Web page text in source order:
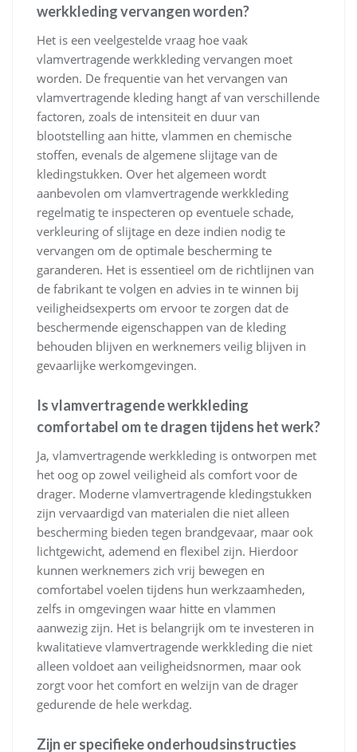
werkkleding vervangen worden?
Het is een veelgestelde vraag hoe vaak
vlamvertragende werkkleding vervangen moet
worden. De frequentie van het vervangen van
vlamvertragende kleding hangt af van verschillende
factoren, zoals de intensiteit en duur van
blootstelling aan hitte, vlammen en chemische
stoffen, evenals de algemene slijtage van de
kledingstukken. Over het algemeen wordt
aanbevolen om vlamvertragende werkkleding
regelmatig te inspecteren op eventuele schade,
verkleuring of slijtage en deze indien nodig te
vervangen om de optimale bescherming te
garanderen. Het is essentieel om de richtlijnen van
de fabrikant te volgen en advies in te winnen bij
veiligheidsexperts om ervoor te zorgen dat de
beschermende eigenschappen van de kleding
behouden blijven en werknemers veilig blijven in
gevaarlijke werkomgevingen.
Is vlamvertragende werkkleding
comfortabel om te dragen tijdens het werk?
Ja, vlamvertragende werkkleding is ontworpen met
het oog op zowel veiligheid als comfort voor de
drager. Moderne vlamvertragende kledingstukken
zijn vervaardigd van materialen die niet alleen
bescherming bieden tegen brandgevaar, maar ook
lichtgewicht, ademend en flexibel zijn. Hierdoor
kunnen werknemers zich vrij bewegen en
comfortabel voelen tijdens hun werkzaamheden,
zelfs in omgevingen waar hitte en vlammen
aanwezig zijn. Het is belangrijk om te investeren in
kwalitatieve vlamvertragende werkkleding die niet
alleen voldoet aan veiligheidsnormen, maar ook
zorgt voor het comfort en welzijn van de drager
gedurende de hele werkdag.
Zijn er specifieke onderhoudsinstructies